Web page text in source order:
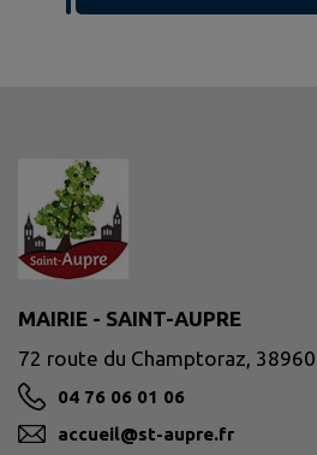
MAIRIE - SAINT-AUPRE
72 route du Champtoraz,
04 76 06 01 06
accueil@st-aupre.fr